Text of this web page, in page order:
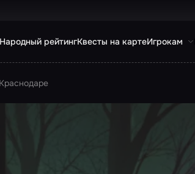
рейтингКвесты на картеИгрокам